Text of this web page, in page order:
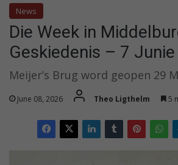
News
Die Week in
Geskiedenis – 7
Meijer’s Brug word geopen 29
June 08, 2026 Theo Ligthelm 5